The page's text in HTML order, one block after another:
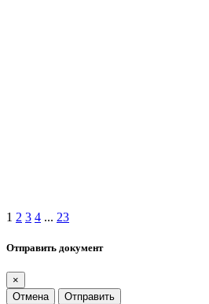
1 2 3 4 ... 23
Отправить документ
×
Отмена
Отправить